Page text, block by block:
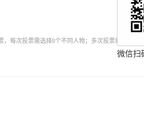
微信扫
每次投票需选择8个不同人物；多次投票则视为无效